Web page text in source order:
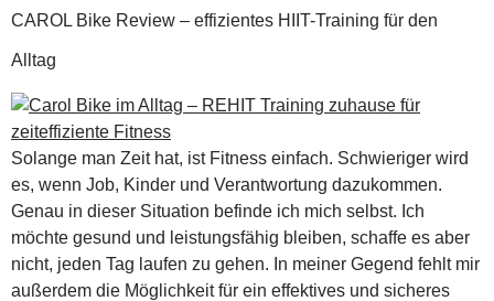
CAROL Bike Review – effizientes HIIT-Training für den
Alltag
Solange man Zeit hat, ist Fitness einfach. Schwieriger wird
es, wenn Job, Kinder und Verantwortung dazukommen.
Genau in dieser Situation befinde ich mich selbst. Ich
möchte gesund und leistungsfähig bleiben, schaffe es aber
nicht, jeden Tag laufen zu gehen. In meiner Gegend fehlt mir
außerdem die Möglichkeit für ein effektives und sicheres